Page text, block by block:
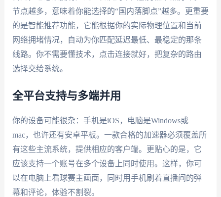
节点越多，意味着你能选择的“国内落脚点”越多。更重要
的是智能推荐功能，它能根据你的实际物理位置和当前
网络拥堵情况，自动为你匹配延迟最低、最稳定的那条
线路。你不需要懂技术，点击连接就好，把复杂的路由
选择交给系统。
全平台支持与多端并用
你的设备可能很杂：手机是iOS，电脑是Windows或
mac，也许还有安卓平板。一款合格的加速器必须覆盖所
有这些主流系统，提供相应的客户端。更贴心的是，它
应该支持一个账号在多个设备上同时使用。这样，你可
以在电脑上看球赛主画面，同时用手机刷着直播间的弹
幕和评论，体验不割裂。